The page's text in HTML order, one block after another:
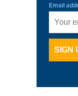
Email